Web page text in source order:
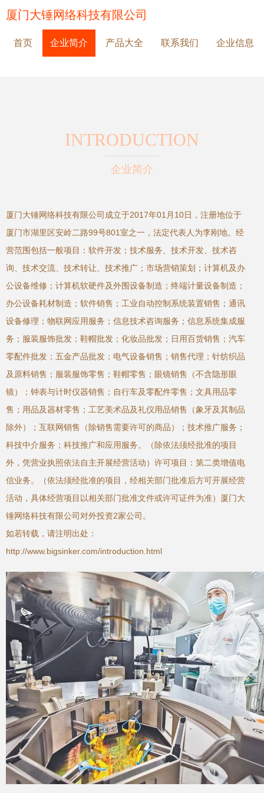
厦门大锤网络科技有限公司
首页 企业简介 产品大全 联系我们 企业信息
INTRODUCTION
企业简介
厦门大锤网络科技有限公司成立于2017年01月10日，注册地位于
厦门市湖里区安岭二路99号801室之一，法定代表人为李刚地。经
营范围包括一般项目：软件开发；技术服务、技术开发、技术咨
询、技术交流、技术转让、技术推广；市场营销策划；计算机及办
公设备维修；计算机软硬件及外围设备制造；终端计量设备制造；
办公设备耗材制造；软件销售；工业自动控制系统装置销售；通讯
设备修理；物联网应用服务；信息技术咨询服务；信息系统集成服
务；服装服饰批发；鞋帽批发；化妆品批发；日用百货销售；汽车
零配件批发；五金产品批发；电气设备销售；销售代理；针纺织品
及原料销售；服装服饰零售；鞋帽零售；眼镜销售（不含隐形眼
镜）；钟表与计时仪器销售；自行车及零配件零售；文具用品零
售；用品及器材零售；工艺美术品及礼仪用品销售（象牙及其制品
除外）；互联网销售（除销售需要许可的商品）；技术推广服务；
科技中介服务；科技推广和应用服务。（除依法须经批准的项目
外，凭营业执照依法自主开展经营活动）许可项目：第二类增值电
信业务。（依法须经批准的项目，经相关部门批准后方可开展经营
活动，具体经营项目以相关部门批准文件或许可证件为准）厦门大
锤网络科技有限公司对外投资2家公司。
如若转载，请注明出处：
http://www.bigsinker.com/introduction.html